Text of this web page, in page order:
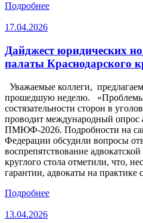
Подробнее
17.04.2026
Дайджест юридических
палаты Краснодарского
Уважаемые коллеги,
прошедшую неделю. «Проблемы
состязательности сторон в
проводит международный опрос
ПМЮФ-2026. Подробности на
Федерации обсудили вопросы
воспрепятствование
круглого стола отметили, что,
гарантии, адвокаты на практике
Подробнее
13.04.2026